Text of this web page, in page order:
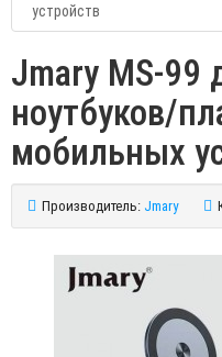
устройств
Jmary MS-99
ноутбуков/
мобильных
Производитель: Jmary